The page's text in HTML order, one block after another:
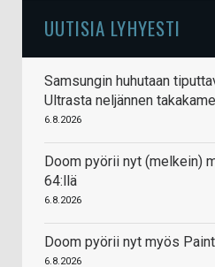
UUTISIA LYHYESTI
Samsungin huhutaan
Ultrasta neljännen
6.8.2026
Doom pyörii nyt (melkein)
64:llä
6.8.2026
Doom pyörii nyt myös
6.8.2026